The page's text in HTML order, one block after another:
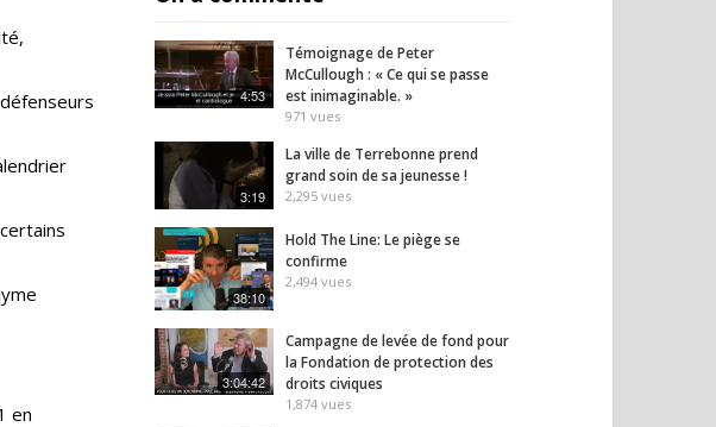
en
4:53
Témoignage de Peter
McCullough : « Ce qui se passe
est inimaginable. »
971 vues
3:19
La ville de Terrebonne prend
grand soin de sa jeunesse !
2,295 vues
38:10
Hold The Line: Le piège se
confirme
2,494 vues
3:04:42
Campagne de levée de fond pour
la Fondation de protection des
droits civiques
1,874 vues